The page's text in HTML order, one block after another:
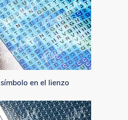
en el lienzo